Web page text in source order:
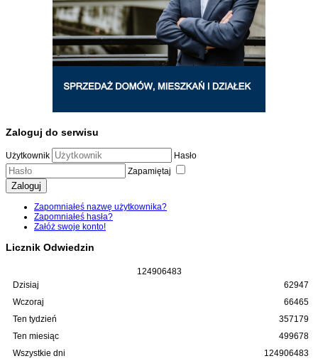
Zaloguj do serwisu
Użytkownik
Hasło
Zapamiętaj
Zaloguj
Zapomniałeś nazwę użytkownika?
Zapomniałeś hasła?
Załóż swoje konto!
Licznik Odwiedzin
124906483
Dzisiaj
Wczoraj
Ten tydzień
Ten miesiąc
Wszystkie dni
62947
66465
357179
499678
124906483